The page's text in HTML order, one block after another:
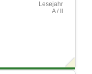
Lesejahr
A / II